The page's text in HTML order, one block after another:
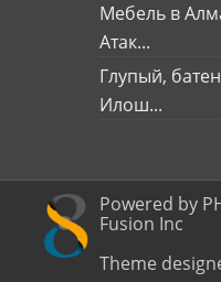
Мебель в
Атак...
Глупый,
Илош...
Powered by
Fusion Inc
Theme